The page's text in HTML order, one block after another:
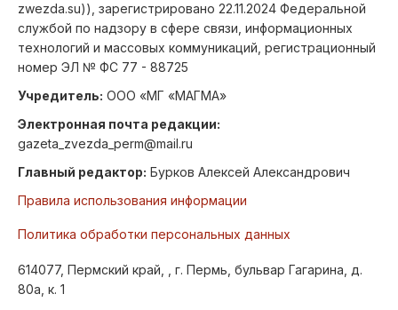
zwezda.su)), зарегистрировано 22.11.2024 Федеральной
службой по надзору в сфере связи, информационных
технологий и массовых коммуникаций, регистрационный
номер ЭЛ № ФС 77 - 88725
Учредитель: ООО «МГ «МАГМА»
Электронная почта редакции:
gazeta_zvezda_perm@mail.ru
Главный редактор: Бурков Алексей Александрович
Правила использования информации
Политика обработки персональных данных
614077, Пермский край, , г. Пермь, бульвар Гагарина, д.
80а, к. 1